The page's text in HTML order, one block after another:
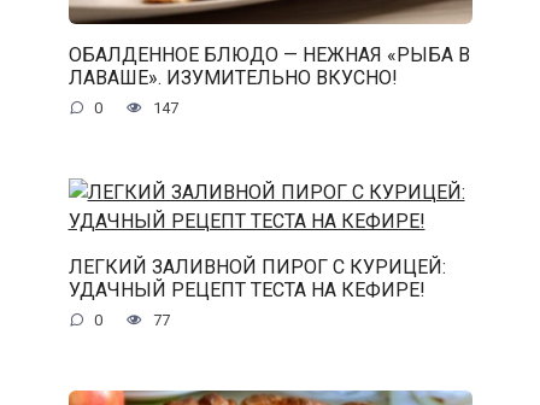
ОБАЛДЕННОЕ БЛЮДО — НЕЖНАЯ «РЫБА В
ЛАВАШЕ». ИЗУМИТЕЛЬНО ВКУСНО!
0 147
ЛЕГКИЙ ЗАЛИВНОЙ ПИРОГ С КУРИЦЕЙ:
УДАЧНЫЙ РЕЦЕПТ ТЕСТА НА КЕФИРЕ!
0 77